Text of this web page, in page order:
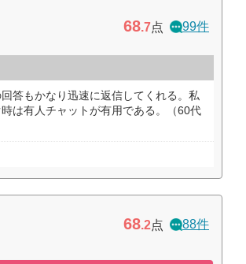
68.7点 99件
答もかなり迅速に返信してくれる。私
は有人チャットが有用である。（60代
68.2点 88件